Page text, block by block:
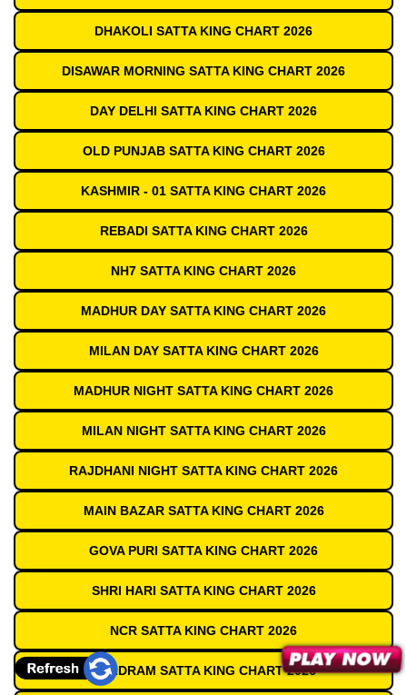
DHAKOLI SATTA KING CHART 2026
DISAWAR MORNING SATTA KING CHART 2026
DAY DELHI SATTA KING CHART 2026
OLD PUNJAB SATTA KING CHART 2026
KASHMIR - 01 SATTA KING CHART 2026
REBADI SATTA KING CHART 2026
NH7 SATTA KING CHART 2026
MADHUR DAY SATTA KING CHART 2026
MILAN DAY SATTA KING CHART 2026
MADHUR NIGHT SATTA KING CHART 2026
MILAN NIGHT SATTA KING CHART 2026
RAJDHANI NIGHT SATTA KING CHART 2026
MAIN BAZAR SATTA KING CHART 2026
GOVA PURI SATTA KING CHART 2026
SHRI HARI SATTA KING CHART 2026
NCR SATTA KING CHART 2026
SUNDRAM SATTA KING CHART 2026